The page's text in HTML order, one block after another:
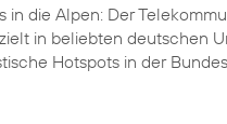
in die Alpen: Der
in beliebten deutschen
Hotspots in der